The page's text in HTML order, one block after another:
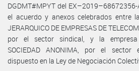
DGDMT#MPYT del
el acuerdo y anexos celebrados entre la
JERARQUICO DE EMPRESAS DE
por el sector sindical, y la empresa
SOCIEDAD ANONIMA, por el sector
dispuesto en la Ley de Negociación